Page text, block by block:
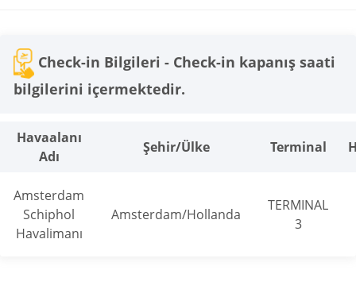
Check-in Bilgileri - Check-in kapanış saati
bilgilerini içermektedir.
Havaalanı
Adı
Şehir/Ülke Terminal
Amsterdam
Schiphol
Havalimanı
Amsterdam/Hollanda
TERMINAL
3